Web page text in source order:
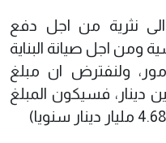
الى نثرية من اجل دفع
ومن اجل صيانة البناية
ولنفترض ان مبلغ
دينار، فسيكون المبلغ